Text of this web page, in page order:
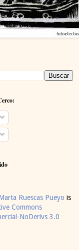
Ruescas Pueyo is
Commons
NoDerivs 3.0